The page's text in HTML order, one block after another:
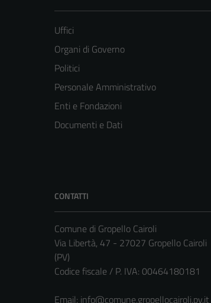
Uffici
Organi di Governo
Politici
Personale Amministrativo
Enti e Fondazioni
Documenti e Dati
CONTATTI
Comune di Gropello Cairoli
Via Libertà, 47 - 27027 Gropello Cairoli
(PV)
Codice fiscale / P. IVA: 00464180181
Email: info@comune.gropellocairoli.pv.it